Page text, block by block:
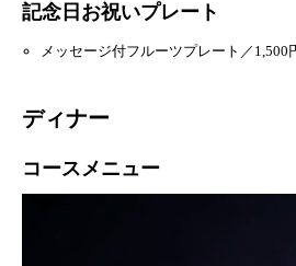
記念日お祝いプレート
メッセージ付フルーツプレート／1,500
ディナー
コースメニュー